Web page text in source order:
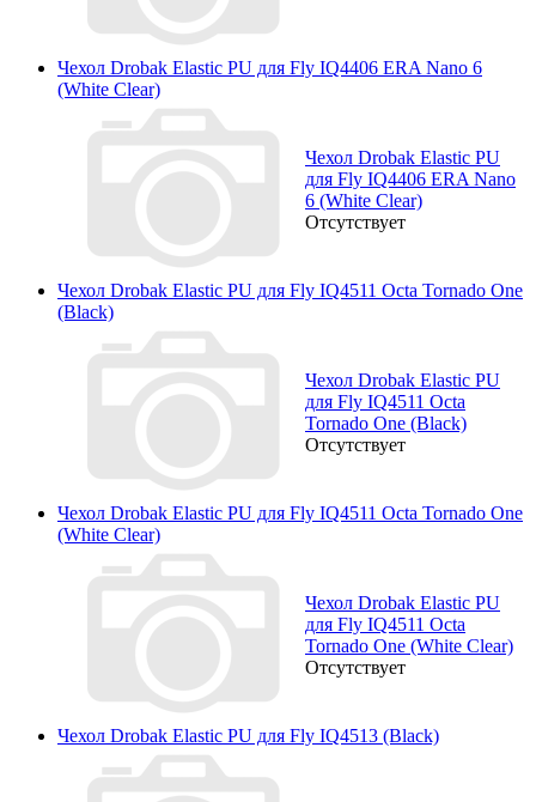
Чехол Drobak Elastic PU для Fly IQ4406 ERA Nano 6
(White Clear)
Чехол Drobak Elastic PU
для Fly IQ4406 ERA Nano
6 (White Clear)
Отсутствует
Чехол Drobak Elastic PU для Fly IQ4511 Octa Tornado One
(Black)
Чехол Drobak Elastic PU
для Fly IQ4511 Octa
Tornado One (Black)
Отсутствует
Чехол Drobak Elastic PU для Fly IQ4511 Octa Tornado One
(White Clear)
Чехол Drobak Elastic PU
для Fly IQ4511 Octa
Tornado One (White Clear)
Отсутствует
Чехол Drobak Elastic PU для Fly IQ4513 (Black)